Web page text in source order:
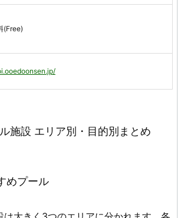
(Free)
施設 エリア別・目的別まとめ
めプール